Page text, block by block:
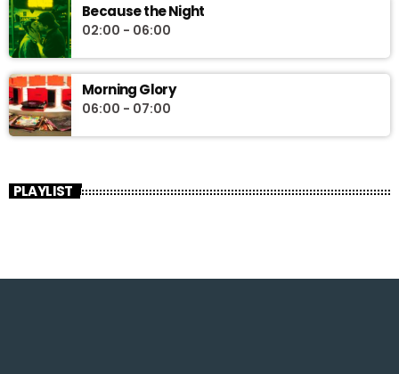
Because the Night
02:00 - 06:00
Morning Glory
06:00 - 07:00
PLAYLIST